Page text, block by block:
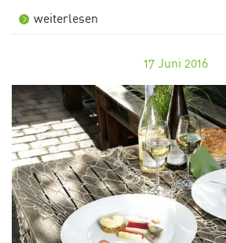
weiterlesen
17 Juni 2016